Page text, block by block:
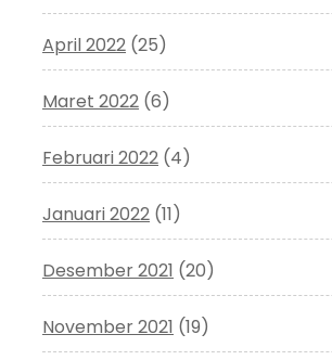
April 2022 (25)
Maret 2022 (6)
Februari 2022 (4)
Januari 2022 (11)
Desember 2021 (20)
November 2021 (19)